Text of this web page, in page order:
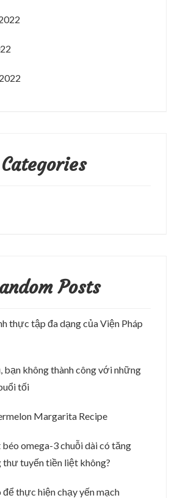
Categories
Posts
thực tập đa dạng của Viện Pháp
bạn không thành công với những
tối
Margarita Recipe
omega-3 chuỗi dài có tăng
thư tuyến tiền liệt không?
để thực hiện chạy yến mạch